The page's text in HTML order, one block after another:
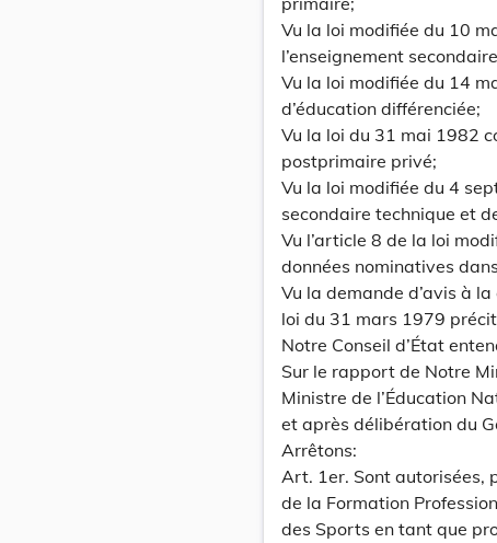
Vu la loi modifiée du 10
l’enseignement
Vu la loi modifiée du 14
d’éducation différenciée;
Vu la loi du 31 mai 1982
postprimaire privé;
Vu la loi modifiée du 4
secondaire technique et
Vu l’article 8 de la loi
données nominatives
Vu la demande d’avis à
loi du 31 mars 1979
Notre Conseil d’État
Sur le rapport de Notre
Ministre de l’Éducation
et après délibération du
Arrêtons:
Art. 1er. Sont autorisées,
de la Formation
des Sports en tant que